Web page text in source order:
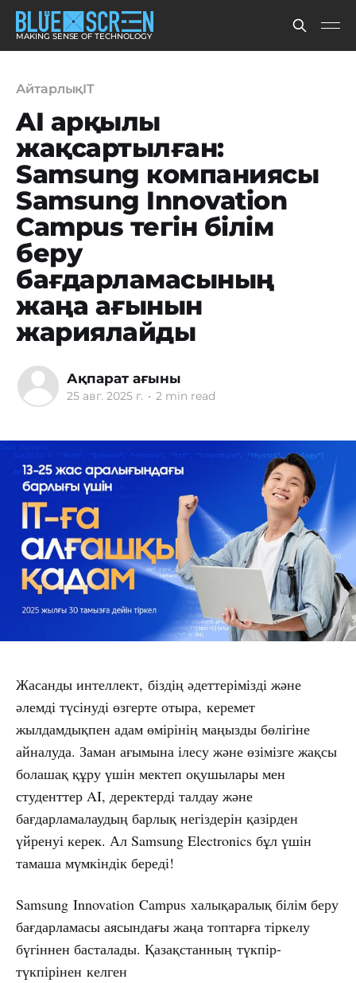
MAKING SENSE OF TECHNOLOGY
АйтарлықIT
AI арқылы
жақсартылған:
Samsung компаниясы
Samsung Innovation
Campus тегін білім
беру
бағдарламасының
жаңа ағынын
жариялайды
Ақпарат ағыны
25 авг. 2025 г. • 2 min read
Жасанды интеллект, біздің әдеттерімізді және
әлемді түсінуді өзгерте отыра, керемет
жылдамдықпен адам өмірінің маңызды бөлігіне
айналуда. Заман ағымына ілесу және өзімізге жақсы
болашақ құру үшін мектеп оқушылары мен
студенттер AI, деректерді талдау және
бағдарламалаудың барлық негіздерін қазірден
үйренуі керек. Ал Samsung Electronics бұл үшін
тамаша мүмкіндік береді!
Samsung Innovation Campus халықаралық білім беру
бағдарламасы аясындағы жаңа топтарға тіркелу
бүгіннен басталады. Қазақстанның түкпір-
түкпірінен келген